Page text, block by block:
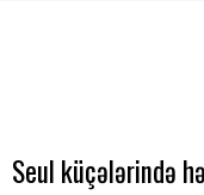
Seul küçələrində